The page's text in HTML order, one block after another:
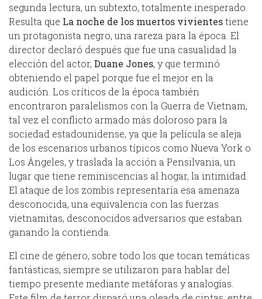
segunda lectura, un subtexto, totalmente inesperado.
Resulta que La noche de los muertos vivientestiene
un protagonista negro, una rareza para la época. El
director declaró después que fue una casualidad la
elección del actor, Duane Jones, y que terminó
obteniendo el papel porque fue el mejor en la
audición. Los críticos de la época también
encontraron paralelismos con la Guerra de Vietnam,
tal vez el conflicto armado más doloroso para la
sociedad estadounidense, ya que la película se aleja
de los escenarios urbanos típicos como Nueva York o
Los Ángeles, y traslada la acción a Pensilvania, un
lugar que tiene reminiscencias al hogar, la intimidad.
El ataque de los zombis representaría esa amenaza
desconocida, una equivalencia con las fuerzas
vietnamitas, desconocidos adversarios que estaban
ganando la contienda.
El cine de género, sobre todo los que tocan temáticas
fantásticas, siempre se utilizaron para hablar del
tiempo presente mediante metáforas y analogías.